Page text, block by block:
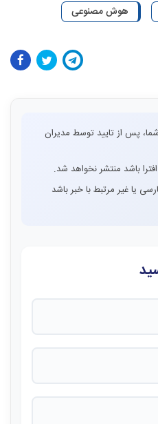
هوش مصنوعی
پس از تایید توسط مدیران
باشد منتشر نخواهد شد.
یا غیر مرتبط با خبر باشد